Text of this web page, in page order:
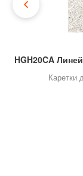
HGH20CA
Каретки